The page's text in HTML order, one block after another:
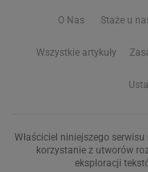
O Nas Staże u
Wszystkie artykuły
Właściciel niniejszego
korzystanie z utworów
eksploracji